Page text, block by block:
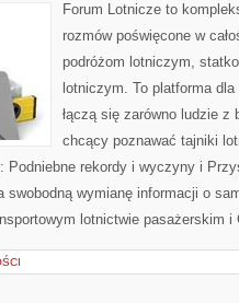
Forum Lotnicze to
rozmów poświęcone w
podróżom lotniczym,
lotniczym. To platforma
łączą się zarówno ludzie z
chcący poznawać tajniki
Podniebne rekordy i wyczyny i
swobodną wymianę informacji o
lotnictwie pasażerskim